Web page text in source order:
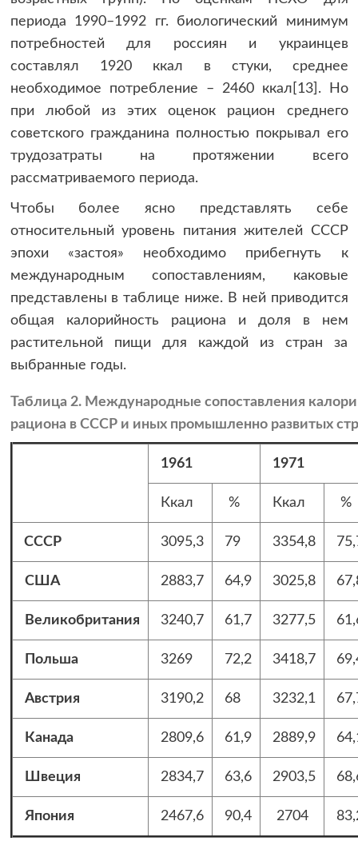
периода 1990–1992 гг. биологический минимум
потребностей для россиян и украинцев
составлял 1920 ккал в стуки, среднее
необходимое потребление – 2460 ккал[13]. Но
при любой из этих оценок рацион среднего
советского гражданина полностью покрывал его
трудозатраты на протяжении всего
рассматриваемого периода.
Чтобы более ясно представлять себе
относительный уровень питания жителей СССР
эпохи «застоя» необходимо прибегнуть к
международным сопоставлениям, каковые
представлены в таблице ниже. В ней приводится
общая калорийность рациона и доля в нем
растительной пищи для каждой из стран за
выбранные годы.
Таблица 2. Международные сопоставления
рациона в СССР и иных промышленно развитых
1961 1971
Ккал % Ккал %
СССР 3095,3 79 3354,8
США 2883,7 64,9 3025,8
Великобритания 3240,7 61,7 3277,5
Польша 3269 72,2 3418,7
Австрия 3190,2 68 3232,1
Канада 2809,6 61,9 2889,9
Швеция 2834,7 63,6 2903,5
Япония 2467,6 90,4 2704